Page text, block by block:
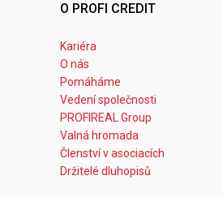
O PROFI CREDIT
Kariéra
O nás
Pomáháme
Vedení společnosti
PROFIREAL Group
Valná hromada
Členství v asociacích
Držitelé dluhopisů